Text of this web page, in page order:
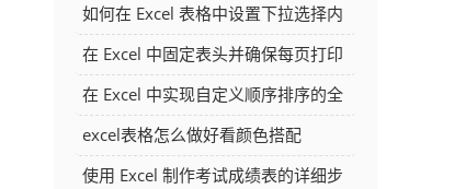
如何在 Excel 表格中设置下拉选择内
容
在 Excel 中固定表头并确保每页打印
时都显示表头的方法详解
在 Excel 中实现自定义顺序排序的全
面指南
excel表格怎么做好看颜色搭配
使用 Excel 制作考试成绩表的详细步